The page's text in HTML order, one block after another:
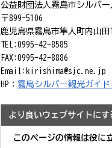
公益財団法人霧島市シルバ
〒899-5106
鹿児島県霧島市隼人町内山田
TEL:0995-42-8585
FAX:0995-42-8886
Email:kirishima@sjc.ne.jp
HP： 霧島シルバー観光ガイ
より良いウェブサイトに
このページの情報は役に